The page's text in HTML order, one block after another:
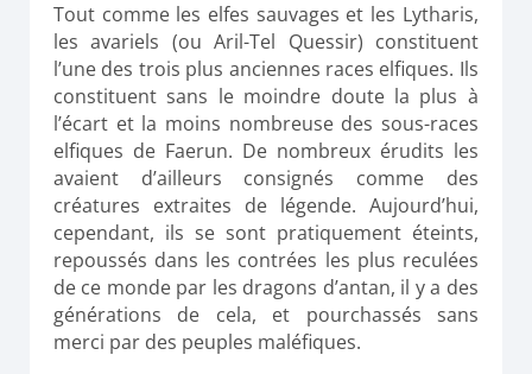
Tout comme les elfes sauvages et les Lytharis,
les avariels (ou Aril-Tel Quessir) constituent
l’une des trois plus anciennes races elfiques. Ils
constituent sans le moindre doute la plus à
l’écart et la moins nombreuse des sous-races
elfiques de Faerun. De nombreux érudits les
avaient d’ailleurs consignés comme des
créatures extraites de légende. Aujourd’hui,
cependant, ils se sont pratiquement éteints,
repoussés dans les contrées les plus reculées
de ce monde par les dragons d’antan, il y a des
générations de cela, et pourchassés sans
merci par des peuples maléfiques.